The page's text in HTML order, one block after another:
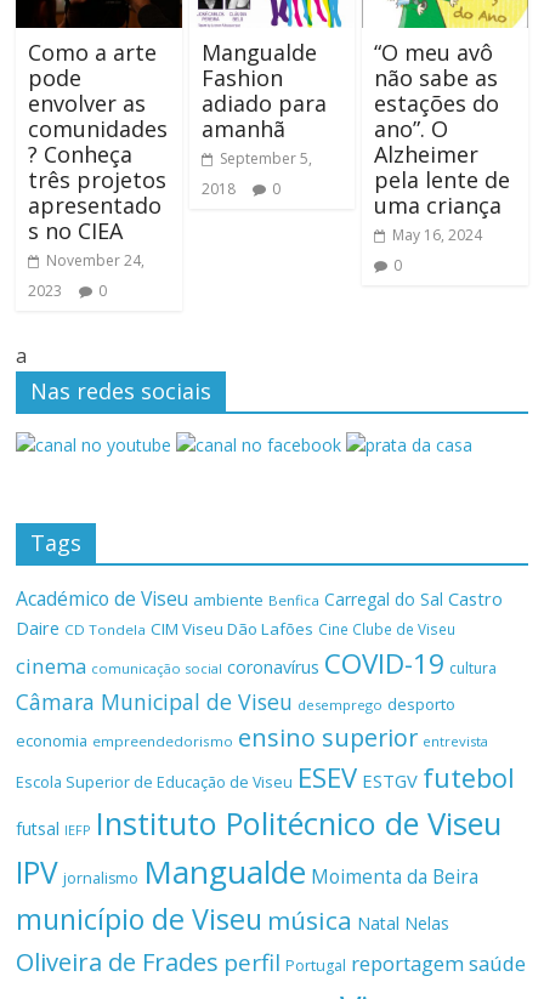
Como a arte
pode
envolver as
comunidades
? Conheça
três projetos
apresentado
s no CIEA
November 24,
2023
0
Mangualde
Fashion
adiado para
amanhã
September 5,
2018
0
“O meu avô
não sabe as
estações do
ano”. O
Alzheimer
pela lente de
uma criança
May 16, 2024
0
a
Nas redes sociais
Tags
Académico de Viseu ambiente Benfica Carregal do Sal Castro
Daire CD Tondela CIM Viseu Dão Lafões Cine Clube de Viseu
cinema comunicação social coronavírus COVID-19 cultura
Câmara Municipal de Viseu desemprego desporto
economia empreendedorismo ensino superior entrevista
Escola Superior de Educação de Viseu ESEV ESTGV futebol
futsal IEFP Instituto Politécnico de Viseu
IPV jornalismo Mangualde Moimenta da Beira
município de Viseu música Natal Nelas
Oliveira de Frades perfil Portugal reportagemsaúde